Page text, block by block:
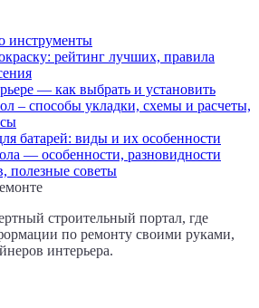
инструменты
рейтинг лучших, правила
— как выбрать и установить
– способы укладки, схемы и расчеты,
батарей: виды и их особенности
— особенности, разновидности
полезные советы
строительный портал, где
по ремонту своими руками,
интерьера.